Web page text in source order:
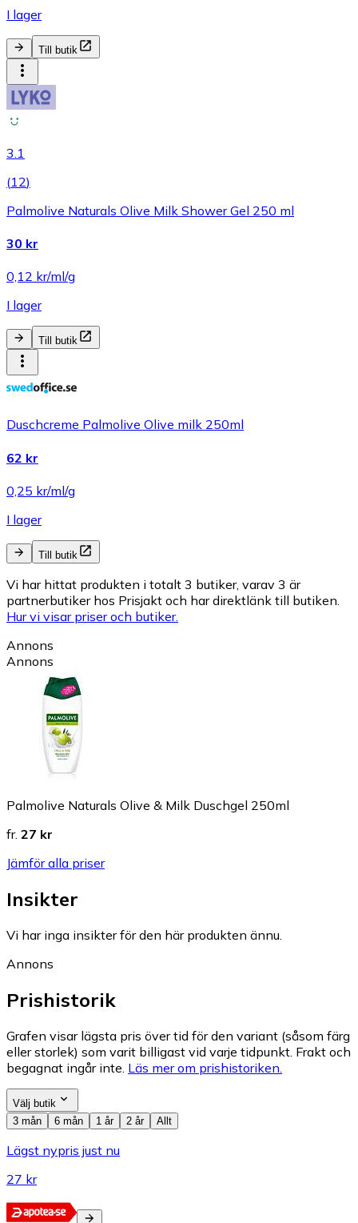
I lager
Till butik
3.1
(12)
Palmolive Naturals Olive Milk Shower Gel 250 ml
30 kr
0,12 kr/ml/g
I lager
Till butik
Duschcreme Palmolive Olive milk 250ml
62 kr
0,25 kr/ml/g
I lager
Till butik
Vi har hittat produkten i totalt 3 butiker, varav 3 är
partnerbutiker hos Prisjakt och har direktlänk till butiken.
Hur vi visar priser och butiker.
Annons
Annons
Palmolive Naturals Olive & Milk Duschgel 250ml
fr. 27 kr
Jämför alla priser
Insikter
Vi har inga insikter för den här produkten ännu.
Annons
Prishistorik
Grafen visar lägsta pris över tid för den variant (såsom färg
eller storlek) som varit billigast vid varje tidpunkt. Frakt och
begagnat ingår inte. Läs mer om prishistoriken.
Välj butik
3 mån
6 mån 1 år 2 år Allt
Lägst nypris just nu
27 kr